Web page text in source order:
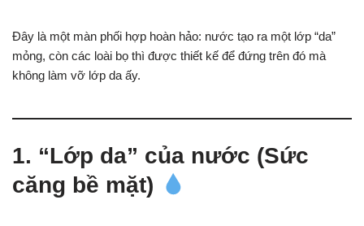
Đây là một màn phối hợp hoàn hảo: nước tạo ra một lớp “da”
mỏng, còn các loài bọ thì được thiết kế để đứng trên đó mà
không làm vỡ lớp da ấy.
1. “Lớp da” của nước (Sức
căng bề mặt)